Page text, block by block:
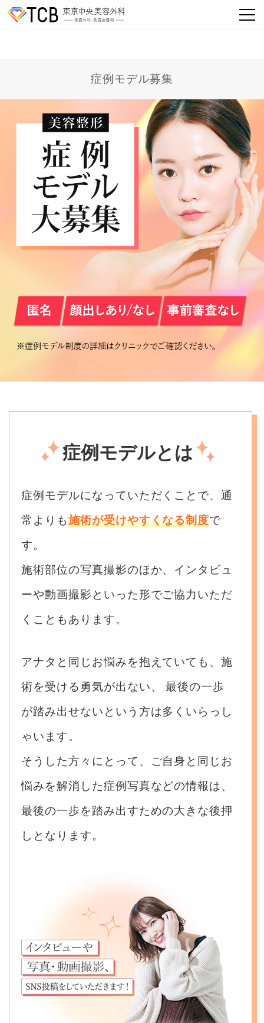
症例モデル募集
症例モデルとは
症例モデルになっていただくことで、通
常よりも施術が受けやすくなる制度で
す。
施術部位の写真撮影のほか、インタビュ
ーや動画撮影といった形でご協力いただ
くこともあります。
アナタと同じお悩みを抱えていても、施
術を受ける勇気が出ない、
最後の一歩
が踏み出せないという方は多くいらっし
ゃいます。
そうした方々にとって、ご自身と同じお
悩みを解消した症例写真などの情報は、
最後の一歩を踏み出すための大きな後押
しとなります。